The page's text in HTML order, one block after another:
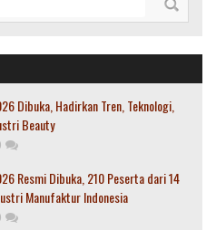
Dibuka, Hadirkan Tren, Teknologi,
Beauty
Resmi Dibuka, 210 Peserta dari 14
Manufaktur Indonesia